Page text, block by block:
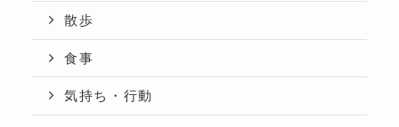
散歩
食事
気持ち・行動